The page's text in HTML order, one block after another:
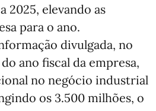
2025, elevando as
para o ano.
divulgada, no
ano fiscal da empresa,
no negócio industrial
os 3.500 milhões, o